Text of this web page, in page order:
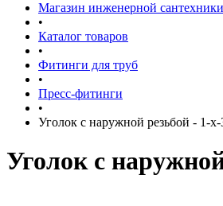
Магазин инженерной
•
Каталог товаров
•
Фитинги для труб
•
Пресс-фитинги
•
Уголок с наружной резьбой - 1-
Уголок с